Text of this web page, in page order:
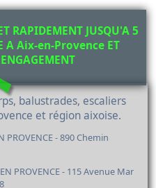
RAPIDEMENT JUSQU'A 5
A Aix-en-Provence ET
balustrades, escaliers
et région aixoise.
PROVENCE - 890 Chemin
PROVENCE - 115 Avenue Mar